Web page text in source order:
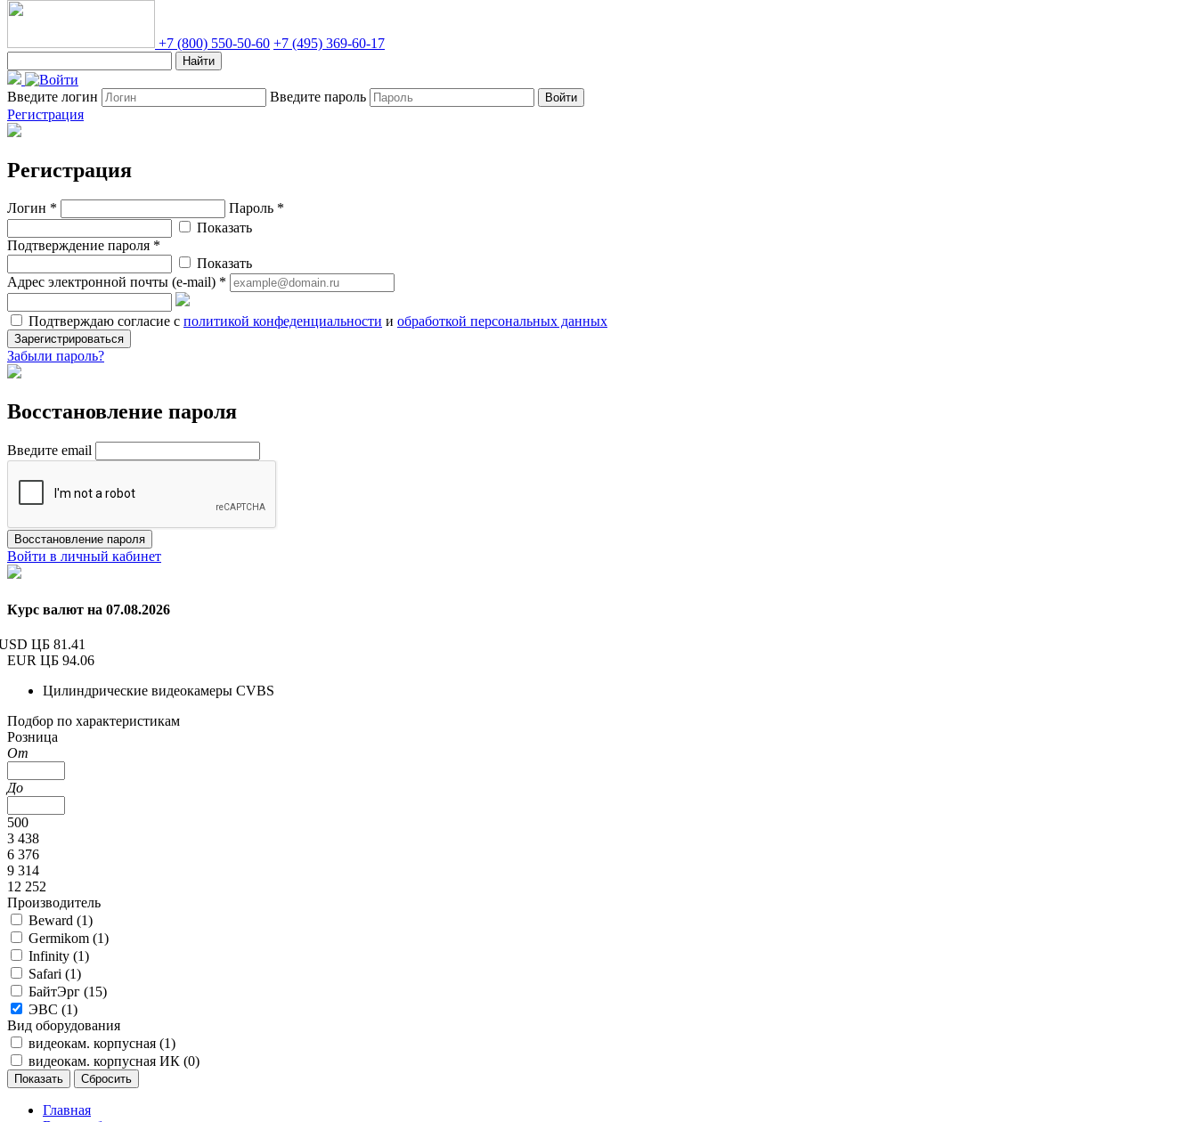
+7 (800) 550-50-60 +7 (495) 369-60-17
Найти
Введите логин Введите пароль Войти
Регистрация
Регистрация
Логин *
Пароль *
Показать
Подтверждение пароля *
Показать
Адрес электронной почты (e-mail) *
Подтверждаю согласие с политикой конфеденциальности и обработкой персональных данных
Зарегистрироваться
Забыли пароль?
Восстановление пароля
Введите email
Восстановление пароля
Войти в личный кабинет
Курс валют на 07.08.2026
ЦБ 81.41
EUR ЦБ 94.06
Цилиндрические видеокамеры CVBS
Подбор по характеристикам
Розница
От
До
500
3 438
6 376
9 314
12 252
Производитель
Beward (1)
Germikom (1)
Infinity (1)
Safari (1)
БайтЭрг (15)
ЭВС (1)
Вид оборудования
видеокам. корпусная (1)
видеокам. корпусная ИК (0)
Главная